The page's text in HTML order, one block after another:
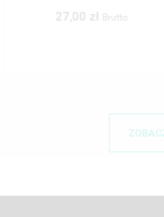
27,00 zł Brutto